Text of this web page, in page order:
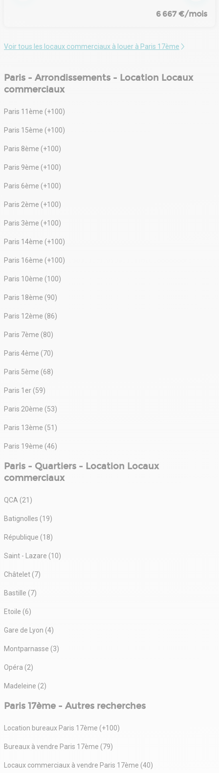
6 667 €/mois
Voir tous les locaux commerciaux à louer à Paris 17ème
Paris - Arrondissements - Location Locaux
commerciaux
Paris 11ème (+100)
Paris 15ème (+100)
Paris 8ème (+100)
Paris 9ème (+100)
Paris 6ème (+100)
Paris 2ème (+100)
Paris 3ème (+100)
Paris 14ème (+100)
Paris 16ème (+100)
Paris 10ème (100)
Paris 18ème (90)
Paris 12ème (86)
Paris 7ème (80)
Paris 4ème (70)
Paris 5ème (68)
Paris 1er (59)
Paris 20ème (53)
Paris 13ème (51)
Paris 19ème (46)
Paris - Quartiers - Location Locaux
commerciaux
QCA (21)
Batignolles (19)
République (18)
Saint - Lazare (10)
Châtelet (7)
Bastille (7)
Etoile (6)
Gare de Lyon (4)
Montparnasse (3)
Opéra (2)
Madeleine (2)
Paris 17ème - Autres recherches
Location bureaux Paris 17ème (+100)
Bureaux à vendre Paris 17ème (79)
Locaux commerciaux à vendre Paris 17ème (40)